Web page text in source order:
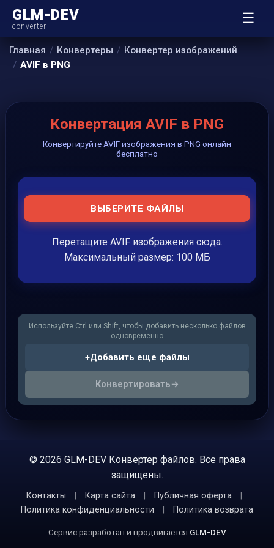
GLM-DEV
converter ☰
Главная Конвертеры
Конвертер изображений
AVIF в PNG
Конвертация AVIF в PNG
Конвертируйте AVIF изображения в PNG онлайн
бесплатно
ВЫБЕРИТЕ ФАЙЛЫ
Перетащите AVIF изображения сюда.
Максимальный размер: 100 МБ
+Добавить еще файлы
Используйте Ctrl или Shift, чтобы добавить несколько файлов
одновременно
Конвертировать→
© 2026 GLM-DEV Конвертер файлов. Все права
защищены.
Контакты Карта сайта Публичная оферта
Политика конфиденциальности
Политика возврата
Сервис разработан и продвигается GLM-DEV